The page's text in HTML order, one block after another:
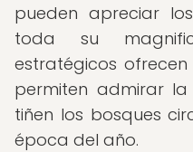
pueden apreciar
toda su
estratégicos
permiten admirar
tiñen los bosques
época del año.